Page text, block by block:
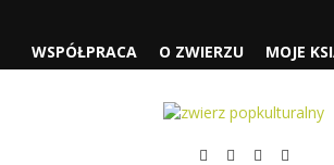
CZYLI...
I „FJORD”
MAN: CAŁKIEM NOWY...
DO MNIE...
NOLANA
WSPÓŁPRACA O ZWIERZU MOJE